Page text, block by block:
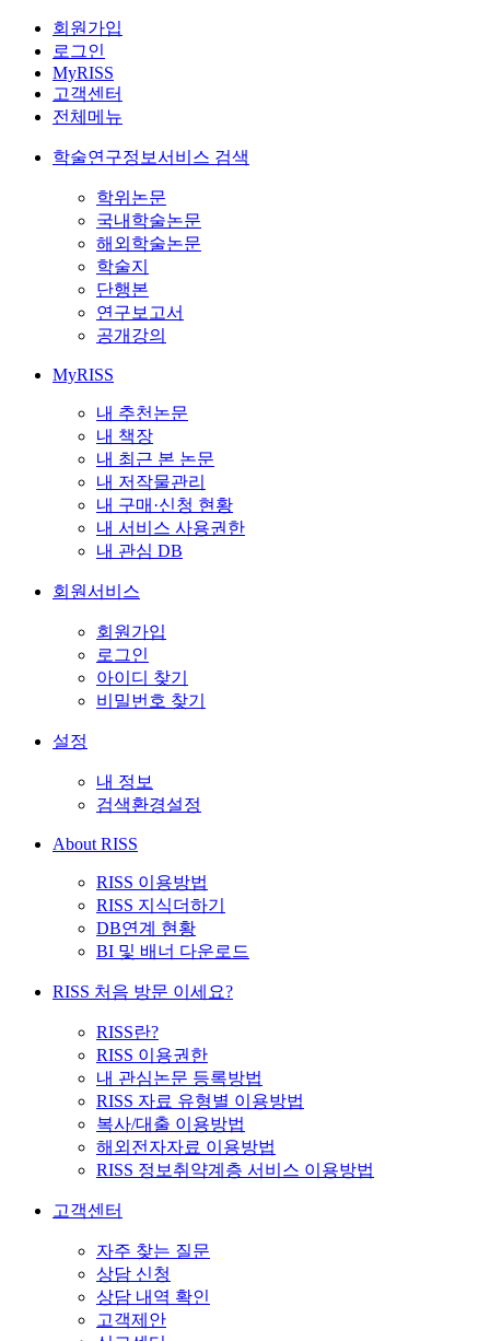
회원가입
로그인
MyRISS
고객센터
전체메뉴
학술연구정보서비스 검색
학위논문
국내학술논문
해외학술논문
학술지
단행본
연구보고서
공개강의
MyRISS
내 추천논문
내 책장
내 최근 본 논문
내 저작물관리
내 구매·신청 현황
내 서비스 사용권한
내 관심 DB
회원서비스
회원가입
로그인
아이디 찾기
비밀번호 찾기
설정
내 정보
검색환경설정
About RISS
RISS 이용방법
RISS 지식더하기
DB연계 현황
BI 및 배너 다운로드
RISS 처음 방문 이세요?
RISS란?
RISS 이용권한
내 관심논문 등록방법
RISS 자료 유형별 이용방법
복사/대출 이용방법
해외전자자료 이용방법
RISS 정보취약계층 서비스 이용방법
고객센터
자주 찾는 질문
상담 신청
상담 내역 확인
고객제안